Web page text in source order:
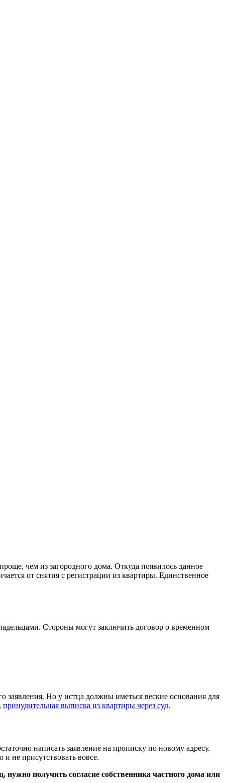
чем из загородного дома. Откуда появилось данное
от снятия с регистрации из квартиры. Единственное
Стороны могут заключить договор о временном
заявления. Но у истца должны иметься веские основания для
принудительная выписка из квартиры через суд.
написать заявление на прописку по новому адресу.
не присутствовать вовсе.
получить согласие собственника частного дома или